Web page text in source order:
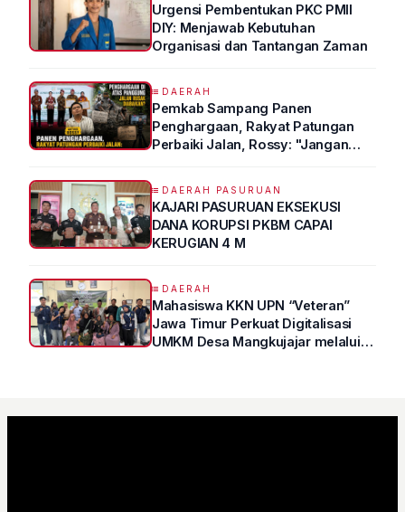
Urgensi Pembentukan PKC PMII
DIY: Menjawab Kebutuhan
Organisasi dan Tantangan Zaman
DAERAH
Pemkab Sampang Panen
Penghargaan, Rakyat Patungan
Perbaiki Jalan, Rossy: "Jangan
DAERAH PASURUAN
KAJARI PASURUAN EKSEKUSI
DANA KORUPSI PKBM CAPAI
KERUGIAN 4 M
DAERAH
Mahasiswa KKN UPN “Veteran”
Jawa Timur Perkuat Digitalisasi
UMKM Desa Mangkujajar melalui